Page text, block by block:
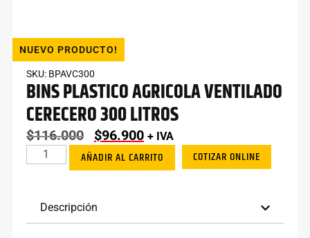
NUEVO PRODUCTO!
SKU: BPAVC300
BINS PLASTICO AGRICOLA VENTILADO
CERECERO 300 LITROS
$116.000 $96.900 + IVA
AÑADIR AL CARRITO COTIZAR ONLINE
Descripción